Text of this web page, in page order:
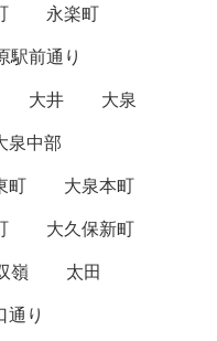
永楽町
駅前通り
大井
大泉
泉中部
町
大泉本町
大久保新町
嶺
太田
通り